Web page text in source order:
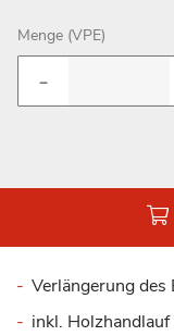
Menge (VPE)
Verlängerung
inkl. Holzhandlauf